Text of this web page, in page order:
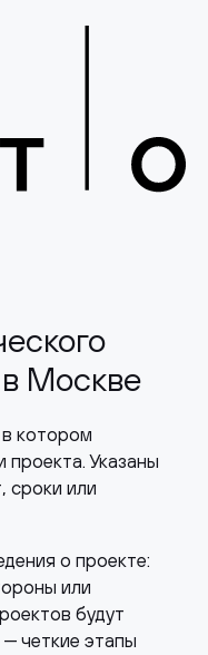
Москве
котором
Указаны
сроки или
о проекте:
или
будут
четкие этапы